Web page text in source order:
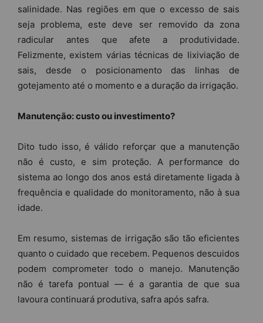
salinidade. Nas regiões em que o excesso de sais
seja problema, este deve ser removido da zona
radicular antes que afete a produtividade.
Felizmente, existem várias técnicas de lixiviação de
sais, desde o posicionamento das linhas de
gotejamento até o momento e a duração da irrigação.
Manutenção: custo ou investimento?
Dito tudo isso, é válido reforçar que a manutenção
não é custo, e sim proteção. A performance do
sistema ao longo dos anos está diretamente ligada à
frequência e qualidade do monitoramento, não à sua
idade.
Em resumo, sistemas de irrigação são tão eficientes
quanto o cuidado que recebem. Pequenos descuidos
podem comprometer todo o manejo. Manutenção
não é tarefa pontual — é a garantia de que sua
lavoura continuará produtiva, safra após safra.